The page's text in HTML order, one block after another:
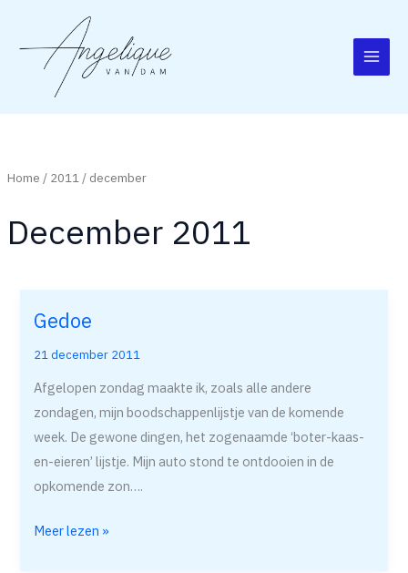
Home / 2011/ december
December 2011
Gedoe
21 december 2011
Afgelopen zondag maakte ik, zoals alle andere
zondagen, mijn boodschappenlijstje van de komende
week. De gewone dingen, het zogenaamde ‘boter-kaas-
en-eieren’ lijstje. Mijn auto stond te ontdooien in de
opkomende zon….
Gedoe
Meer lezen »